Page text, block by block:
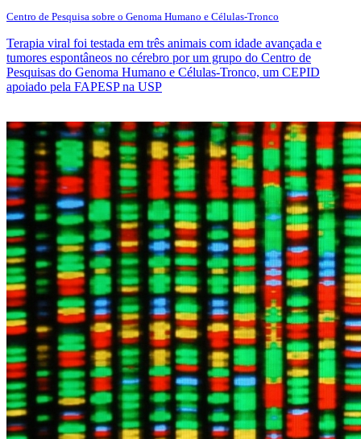
Centro de Pesquisa sobre o Genoma Humano e Células-Tronco
Terapia viral foi testada em três animais com idade avançada e
tumores espontâneos no cérebro por um grupo do Centro de
Pesquisas do Genoma Humano e Células-Tronco, um CEPID
apoiado pela FAPESP na USP